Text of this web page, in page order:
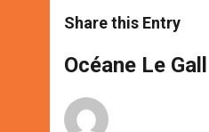
t
s
p
p
s
e
g
e
e
b
o
k
r
Share this Entry
Océane Le Gall